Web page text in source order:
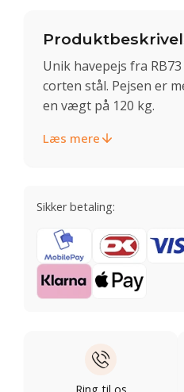
Unik havepejs fra
corten stål. Pejsen er
en vægt på 120 kg.
Læs mere
Sikker betaling: